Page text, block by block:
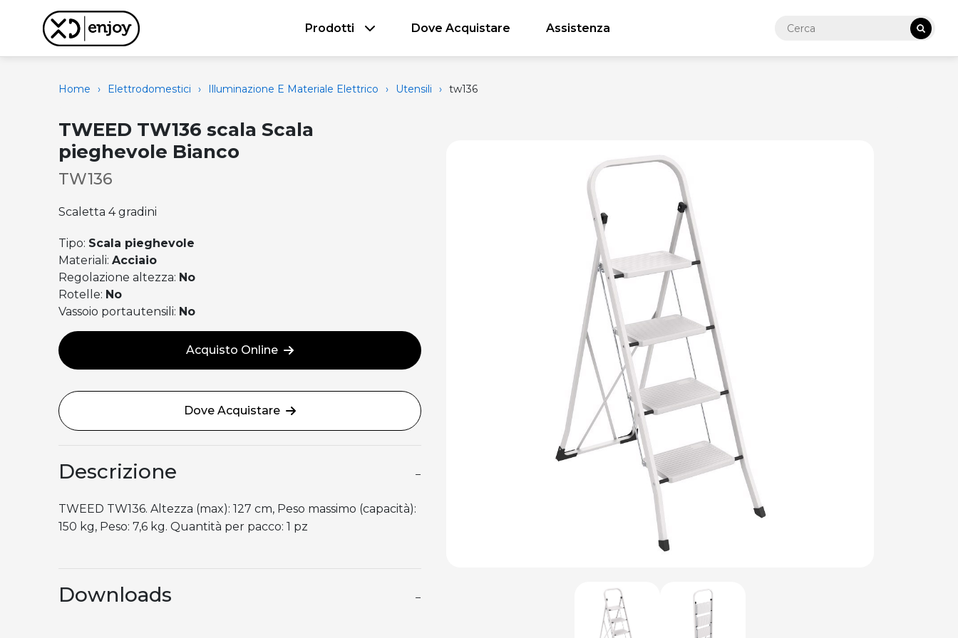
Prodotti Dove Acquistare Assistenza
Home › Elettrodomestici › Illuminazione E Materiale Elettrico › Utensili › tw136
TWEED TW136 scala Scala
pieghevole Bianco
TW136
Scaletta 4 gradini
Tipo: Scala pieghevole
Materiali:Acciaio
Regolazione altezza: No
Rotelle: No
Vassoio portautensili: No
Acquisto Online
Dove Acquistare
Descrizione −
TWEED TW136. Altezza (max): 127 cm, Peso massimo (capacità):
150 kg, Peso: 7,6 kg. Quantità per pacco: 1 pz
Downloads −